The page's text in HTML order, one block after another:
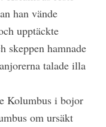
han vände
upptäckte
skeppen hamnade
talade illa
Kolumbus i bojor
om ursäkt